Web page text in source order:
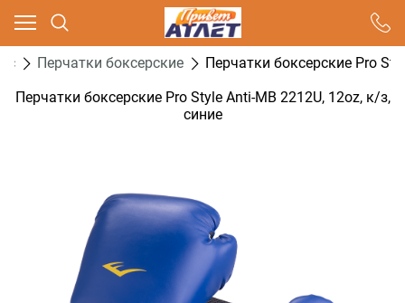
Перчатки боксерские
Перчатки боксерские Pro
Перчатки боксерские Pro Style Anti-MB 2212U, 12oz, к/з,
синие
Ваш город - Москва,
угадали?
ДА НЕТ